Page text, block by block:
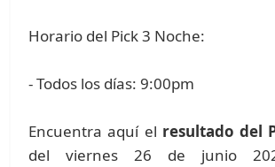
Horario del Pick 3 Noche:
- Todos los días: 9:00pm
Encuentra aquí el resultado del
del viernes 26 de junio